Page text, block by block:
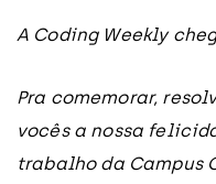
A Coding Weekly
Pra comemorar,
vocês a nossa
trabalho da Campus